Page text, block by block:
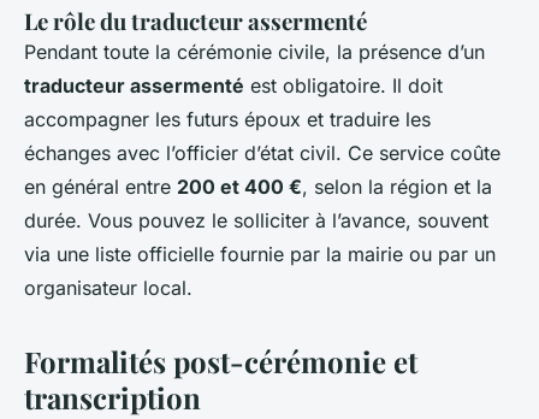
Le rôle du traducteur assermenté
Pendant toute la cérémonie civile, la présence d’un
traducteur assermenté est obligatoire. Il doit
accompagner les futurs époux et traduire les
échanges avec l’officier d’état civil. Ce service coûte
en général entre 200 et 400 €, selon la région et la
durée. Vous pouvez le solliciter à l’avance, souvent
via une liste officielle fournie par la mairie ou par un
organisateur local.
Formalités post-cérémonie et
transcription